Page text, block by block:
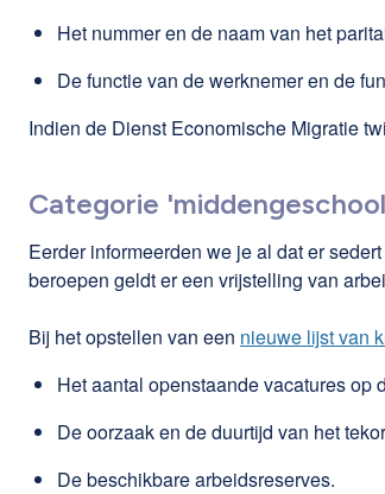
Het nummer en de naam van het
De functie van de werknemer en de
Indien de Dienst Economische Migratie
Categorie
Eerder informeerden we je al dat er
beroepen geldt er een vrijstelling van
Bij het opstellen van een nieuwe lijst van
Het aantal openstaande vacatures op
De oorzaak en de duurtijd van het
De beschikbare arbeidsreserves.